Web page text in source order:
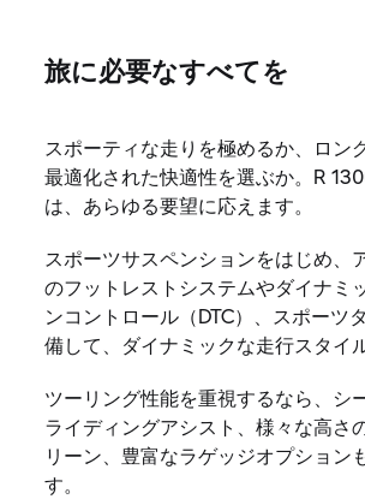
旅に必要なすべてを
スポーティな走りを極めるか、ロン
最適化された快適性を選ぶか。R
は、あらゆる要望に応えます。
スポーツサスペンションをはじめ、
のフットレストシステムやダイナミ
ンコントロール（DTC）、スポーツ
備して、ダイナミックな走行スタイ
ツーリング性能を重視するなら、シ
ライディングアシスト、様々な高さ
リーン、豊富なラゲッジオプション
す。